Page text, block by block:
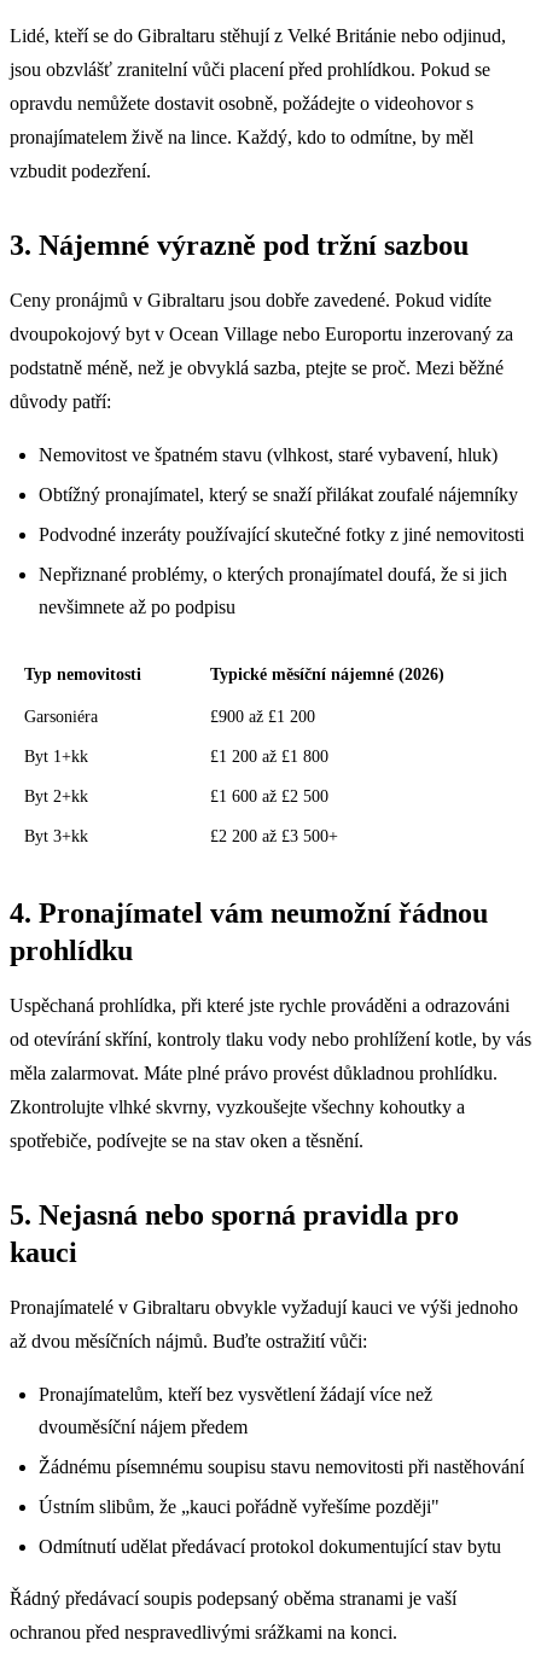
Lidé, kteří se do Gibraltaru stěhují z Velké Británie nebo odjinud,
jsou obzvlášť zranitelní vůči placení před prohlídkou. Pokud se
opravdu nemůžete dostavit osobně, požádejte o videohovor s
pronajímatelem živě na lince. Každý, kdo to odmítne, by měl
vzbudit podezření.
3. Nájemné výrazně pod tržní sazbou
Ceny pronájmů v Gibraltaru jsou dobře zavedené. Pokud vidíte
dvoupokojový byt v Ocean Village nebo Europortu inzerovaný za
podstatně méně, než je obvyklá sazba, ptejte se proč. Mezi běžné
důvody patří:
Nemovitost ve špatném stavu (vlhkost, staré vybavení, hluk)
Obtížný pronajímatel, který se snaží přilákat zoufalé nájemníky
Podvodné inzeráty používající skutečné fotky z jiné nemovitosti
Nepřiznané problémy, o kterých pronajímatel doufá, že si jich
nevšimnete až po podpisu
Typ nemovitosti Typické měsíční nájemné (2026)
Garsoniéra £900 až £1 200
Byt 1+kk £1 200 až £1 800
Byt 2+kk £1 600 až £2 500
Byt 3+kk £2 200 až £3 500+
4. Pronajímatel vám neumožní řádnou
prohlídku
Uspěchaná prohlídka, při které jste rychle prováděni a odrazováni
od otevírání skříní, kontroly tlaku vody nebo prohlížení kotle, by vás
měla zalarmovat. Máte plné právo provést důkladnou prohlídku.
Zkontrolujte vlhké skvrny, vyzkoušejte všechny kohoutky a
spotřebiče, podívejte se na stav oken a těsnění.
5. Nejasná nebo sporná pravidla pro
kauci
Pronajímatelé v Gibraltaru obvykle vyžadují kauci ve výši jednoho
až dvou měsíčních nájmů. Buďte ostražití vůči:
Pronajímatelům, kteří bez vysvětlení žádají více než
dvouměsíční nájem předem
Žádnému písemnému soupisu stavu nemovitosti při nastěhování
Ústním slibům, že „kauci pořádně vyřešíme později"
Odmítnutí udělat předávací protokol dokumentující stav bytu
Řádný předávací soupis podepsaný oběma stranami je vaší
ochranou před nespravedlivými srážkami na konci.